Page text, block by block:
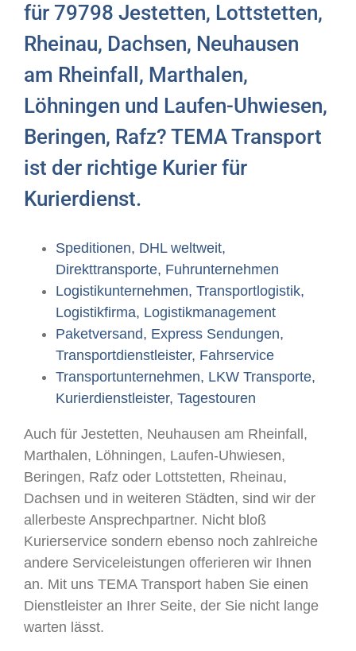
für 79798 Jestetten, Lottstetten,
Rheinau, Dachsen, Neuhausen
am Rheinfall, Marthalen,
Löhningen und Laufen-Uhwiesen,
Beringen, Rafz? TEMA Transport
ist der richtige Kurier für
Kurierdienst.
Speditionen, DHL weltweit,
Direkttransporte, Fuhrunternehmen
Logistikunternehmen, Transportlogistik,
Logistikfirma, Logistikmanagement
Paketversand, Express Sendungen,
Transportdienstleister, Fahrservice
Transportunternehmen, LKW Transporte,
Kurierdienstleister, Tagestouren
Auch für Jestetten, Neuhausen am Rheinfall,
Marthalen, Löhningen, Laufen-Uhwiesen,
Beringen, Rafz oder Lottstetten, Rheinau,
Dachsen und in weiteren Städten, sind wir der
allerbeste Ansprechpartner. Nicht bloß
Kurierservice sondern ebenso noch zahlreiche
andere Serviceleistungen offerieren wir Ihnen
an. Mit uns TEMA Transport haben Sie einen
Dienstleister an Ihrer Seite, der Sie nicht lange
warten lässt.